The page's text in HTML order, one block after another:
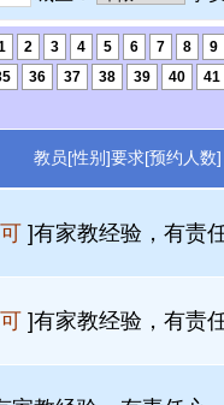
2 3 4 5 6 7 8
9
36 37 38 39 40
41
教员[性别]要求[预约人数]
]有家教经验，有责
]有家教经验，有责